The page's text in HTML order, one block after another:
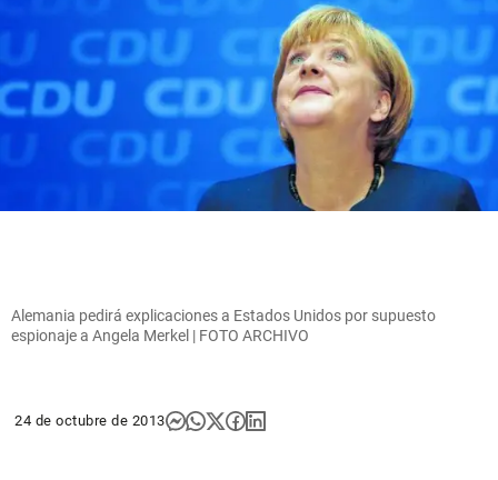
Alemania pedirá explicaciones a Estados Unidos por supuesto
espionaje a Angela Merkel | FOTO ARCHIVO
24 de octubre de 2013